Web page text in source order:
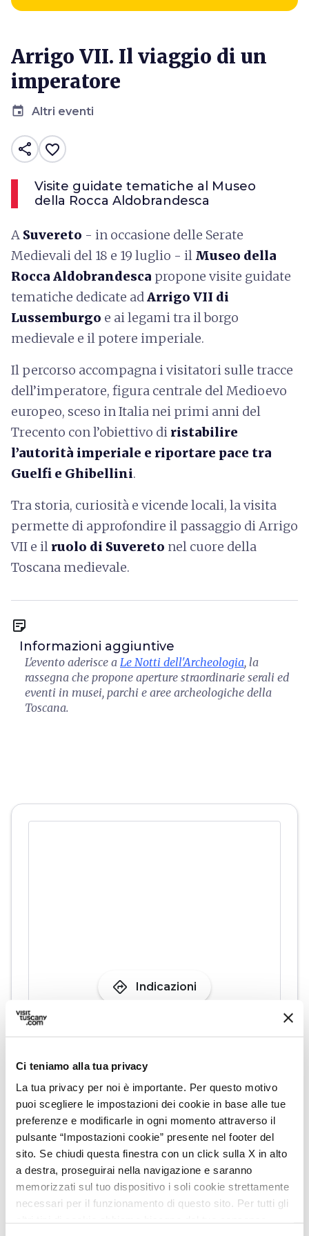
Ci teniamo alla tua privacy
La tua privacy per noi è importante. Per questo motivo
puoi scegliere le impostazioni dei cookie in base alle tue
preferenze e modificarle in ogni momento attraverso il
pulsante “Impostazioni cookie” presente nel footer del
sito. Se chiudi questa finestra con un click sulla X in alto
a destra, proseguirai nella navigazione e saranno
memorizzati sul tuo dispositivo i soli cookie strettamente
necessari per il funzionamento di questo sito. Per tutti gli
Arrigo VII. Il viaggio di un
imperatore
event Altri eventi
share favorite_border
Visite guidate tematiche al Museo
della Rocca Aldobrandesca
A Suvereto - in occasione delle Serate
Medievali del 18 e 19 luglio - il Museo della
Rocca Aldobrandesca propone visite guidate
tematiche dedicate adArrigo VII di
Lussemburgo e ai legami tra il borgo
medievale e il potere imperiale.
Il percorso accompagna i visitatori sulle tracce
dell’imperatore, figura centrale del Medioevo
europeo, sceso in Italia nei primi anni del
Trecento con l’obiettivo di ristabilire
l’autorità imperiale e riportare pace tra
Guelfi e Ghibellini.
Tra storia, curiosità e vicende locali, la visita
permette di approfondire il passaggio di Arrigo
VII e il ruolo di Suvereto nel cuore della
Toscana medievale.
sticky_note_2
Informazioni aggiuntive
L'evento aderisce a Le Notti dell'Archeologia, la
rassegna che propone aperture straordinarie serali ed
eventi in musei, parchi e aree archeologiche della
Toscana.
directions Indicazioni
home Dove
Museo della Rocca Aldobrandesca
Località S. Rocco, 57028 Suvereto LI
schedule Quando
Dal 18 luglio 2026 al 19 luglio 2026
Sabato,Domenica
dalle17:30alle21:30
email Email
prenotazioni@parchivaldicornia.it open_in_new